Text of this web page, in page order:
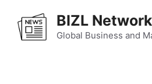
content
BIZL Network
Global Business and